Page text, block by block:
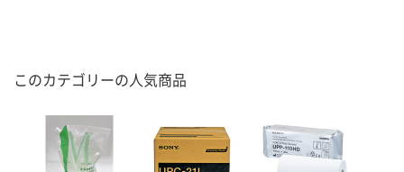
このカテゴリーの人気商品